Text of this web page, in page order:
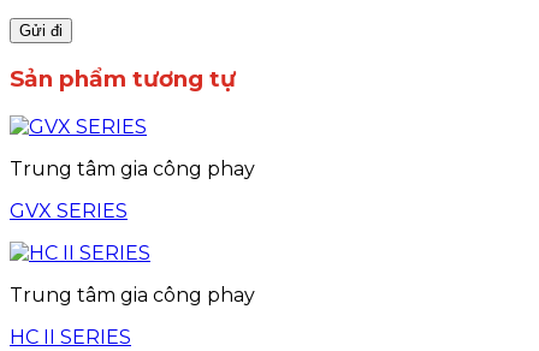
Sản phẩm tương tự
Trung tâm gia công phay
GVX SERIES
Trung tâm gia công phay
HC II SERIES